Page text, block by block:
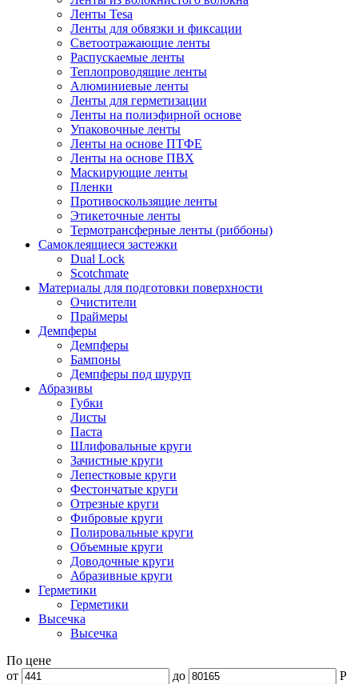
Ленты Tesa
Ленты для обвязки и фиксации
Светоотражающие ленты
Распускаемые ленты
Теплопроводящие ленты
Алюминиевые ленты
Ленты для герметизации
Ленты на полиэфирной основе
Упаковочные ленты
Ленты на основе ПТФЕ
Ленты на основе ПВХ
Маскирующие ленты
Пленки
Противоскользящие ленты
Этикеточные ленты
Термотрансферные ленты (риббоны)
Cамоклеящиеся застежки
Dual Lock
Scotchmate
Материалы для подготовки поверхности
Очистители
Праймеры
Демпферы
Демпферы
Бампоны
Демпферы под шуруп
Абразивы
Губки
Листы
Паста
Шлифовальные круги
Зачистные круги
Лепестковые круги
Фестончатые круги
Отрезные круги
Фибровые круги
Полировальные круги
Объемные круги
Доводочные круги
Абразивные круги
Герметики
Герметики
Высечка
Высечка
По цене
от
до
P